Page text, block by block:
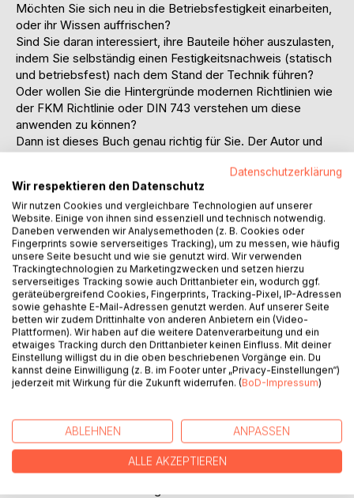
Möchten Sie sich neu in die Betriebsfestigkeit einarbeiten,
oder ihr Wissen auffrischen?
Sind Sie daran interessiert, ihre Bauteile höher auszulasten,
indem Sie selbständig einen Festigkeitsnachweis (statisch
und betriebsfest) nach dem Stand der Technik führen?
Oder wollen Sie die Hintergründe modernen Richtlinien wie
der FKM Richtlinie oder DIN 743 verstehen um diese
anwenden zu können?
Dann ist dieses Buch genau richtig für Sie. Der Autor und
Zuverlässigkeit Dr.-Ing. Stefan Einbock fasst die
Grundlagen der Betriebsfestigkeit auf verständliche Art
zusammen und liefert konkrete, direkt anwendbare
Methoden für einen selbständig erstellten
Betriebsfestigkeitsnachweis.
Um den verantwortlichen Ingenieuren und Technikern aus
den Bereichen Konstruktion, Entwicklung, Erprobung oder
Fertigung einen schnellen Einstieg zu bieten, fokussiert
dieses Buch auf die wichtigsten Methoden und liefert
praktische Tipps für ein effizientes Lernen.
Anhand von zahlreichen Abbildungen und einer einfach
verständlichen Sprache werden die praxisrelevanten
Themen erklärt. Durch zahlreiche Übungen wird außerdem
das Verständnis der Theorie vertieft.
werden zahlreiche Excel-Tools mitgeliefert, und konkrete
Konstruktionshinweise gegeben.
Mit diesem Buch sind Sie deswegen in der Lage
- sich schnell in die Betriebsfestigkeit einzuarbeiten,
Datenschutzerklärung
Wir respektieren den Datenschutz
Wir nutzen Cookies und vergleichbare Technologien auf unserer
Website. Einige von ihnen sind essenziell und technisch notwendig.
Daneben verwenden wir Analysemethoden (z. B. Cookies oder
Fingerprints sowie serverseitiges Tracking), um zu messen, wie häufig
unsere Seite besucht und wie sie genutzt wird. Wir verwenden
Trackingtechnologien zu Marketingzwecken und setzen hierzu
serverseitiges Tracking sowie auch Drittanbieter ein, wodurch ggf.
geräteübergreifend Cookies, Fingerprints, Tracking-Pixel, IP-Adressen
sowie gehashte E-Mail-Adressen genutzt werden. Auf unserer Seite
betten wir zudem Drittinhalte von anderen Anbietern ein (Video-
Plattformen). Wir haben auf die weitere Datenverarbeitung und ein
etwaiges Tracking durch den Drittanbieter keinen Einfluss. Mit deiner
Einstellung willigst du in die oben beschriebenen Vorgänge ein. Du
kannst deine Einwilligung (z. B. im Footer unter „Privacy-Einstellungen“)
jederzeit mit Wirkung für die Zukunft widerrufen. (BoD-Impressum)
ABLEHNEN ANPASSEN
ALLE AKZEPTIEREN